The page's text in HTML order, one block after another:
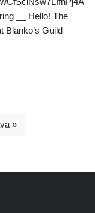
__ Hello! The
Blanko’s Guild
»